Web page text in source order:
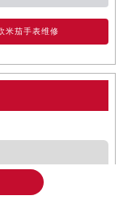
米茄手表维修